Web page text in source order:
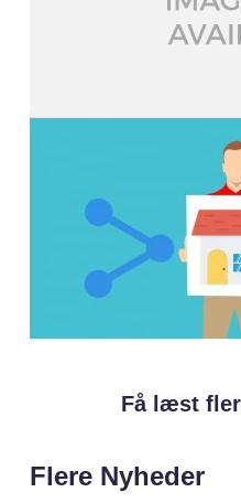
Få læst
Flere Nyheder